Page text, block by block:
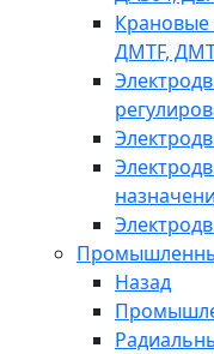
Крановые
ДMTF,
Назад